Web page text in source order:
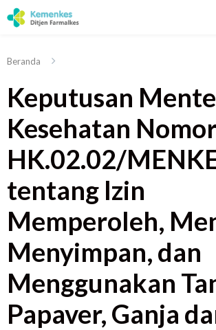
Beranda
Keputusan
Kesehatan
HK.02.02/
tentang Izin
Memperoleh,
Menyimpan, dan
Menggunakan
Papaver, Ganja